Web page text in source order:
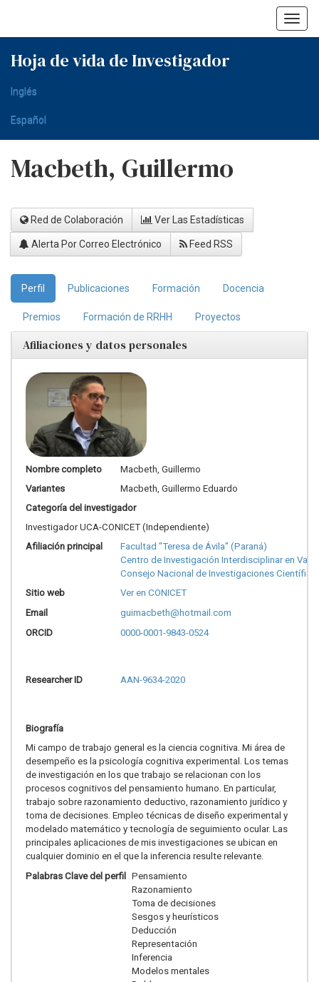
Hoja de vida de Investigador
Inglés
Español
Macbeth, Guillermo
Red de Colaboración Ver Las Estadísticas
Alerta Por Correo Electrónico Feed RSS
Perfil Publicaciones Formación Docencia
Premios Formación de RRHH Proyectos
Afiliaciones y datos personales
Nombre completo
Macbeth, Guillermo
Variantes
Macbeth, Guillermo Eduardo
Categoría del investigador
Investigador UCA-CONICET (Independiente)
Afiliación principal
Facultad "Teresa de Ávila" (Paraná)
Centro de Investigación Interdisciplinar en
Consejo Nacional de Investigaciones
Sitio web
Ver en CONICET
Email
guimacbeth@hotmail.com
ORCID
0000-0001-9843-0524
Researcher ID AAN-9634-2020
Biografía
Mi campo de trabajo general es la ciencia cognitiva. Mi área de
desempeño es la psicología cognitiva experimental. Los temas
de investigación en los que trabajo se relacionan con los
procesos cognitivos del pensamiento humano. En particular,
trabajo sobre razonamiento deductivo, razonamiento jurídico y
toma de decisiones. Empleo técnicas de diseño experimental y
modelado matemático y tecnología de seguimiento ocular. Las
principales aplicaciones de mis investigaciones se ubican en
cualquier dominio en el que la inferencia resulte relevante.
Palabras Clave del perfil
Pensamiento
Razonamiento
Toma de decisiones
Sesgos y heurísticos
Deducción
Representación
Inferencia
Modelos mentales